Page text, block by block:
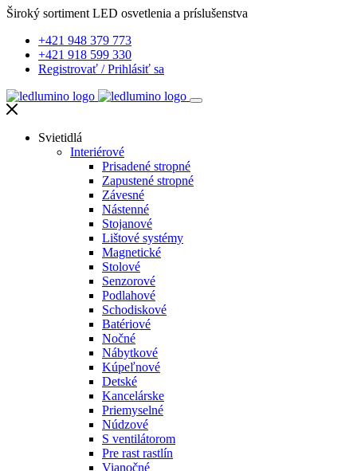
Široký sortiment LED osvetlenia a príslušenstva
+421 948 379 773
+421 918 599 330
Registrovať /Prihlásiť sa
Svietidlá
Interiérové
Prisadené stropné
Zapustené stropné
Závesné
Nástenné
Stojanové
Lištové systémy
Magnetické
Stolové
Senzorové
Podlahové
Schodiskové
Batériové
Nočné
Nábytkové
Kúpeľnové
Detské
Kancelárske
Priemyselné
Núdzové
S ventilátorom
Pre rast rastlín
Vianočné